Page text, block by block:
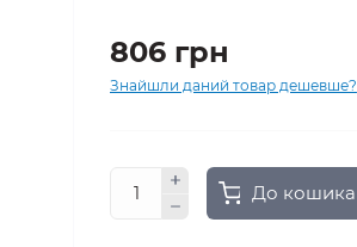
806 грн
Знайшли даний товар дешевше?
До кошика